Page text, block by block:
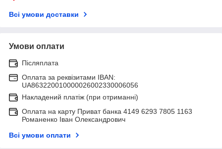
Всі умови доставки
Умови оплати
Післяплата
Оплата за реквізитами IBAN:
UA863220010000026002330006056
Накладений платіж (при отриманні)
Оплата на карту Приват банка 4149 6293 7805 1163
Романенко Іван Олександрович
Всі умови оплати